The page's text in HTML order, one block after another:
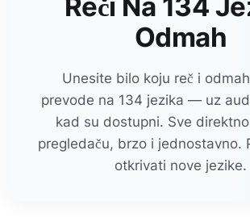
Reči Na 134
Odmah
Unesite bilo koju reč i
prevode na 134 jezika — uz
kad su dostupni. Sve
pregledaču, brzo i jednostavno.
otkrivati nove jezike.